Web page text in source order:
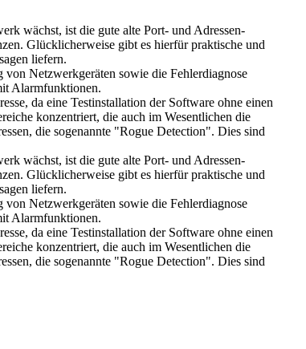
wächst, ist die gute alte Port- und Adressen-
Glücklicherweise gibt es hierfür praktische und
liefern.
Netzwerkgeräten sowie die Fehlerdiagnose
Alarmfunktionen.
da eine Testinstallation der Software ohne einen
konzentriert, die auch im Wesentlichen die
die sogenannte "Rogue Detection". Dies sind
wächst, ist die gute alte Port- und Adressen-
Glücklicherweise gibt es hierfür praktische und
liefern.
Netzwerkgeräten sowie die Fehlerdiagnose
Alarmfunktionen.
da eine Testinstallation der Software ohne einen
konzentriert, die auch im Wesentlichen die
die sogenannte "Rogue Detection". Dies sind